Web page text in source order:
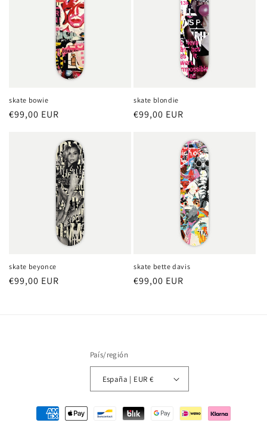
skate bowie
Precio
€99,00 EUR
skate blondie
Precio
€99,00 EUR
skate beyonce
Precio
€99,00 EUR
skate bette davis
Precio
€99,00 EUR
País/región
España | EUR €
Formas